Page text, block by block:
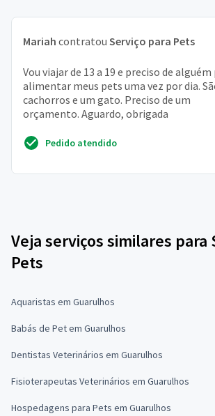
Mariah contratou Serviço para Pets
Vou viajar de 13 a 19 e preciso de alguém
alimentar meus pets uma vez por dia.
cachorros e um gato. Preciso de um
orçamento. Aguardo, obrigada
Pedido atendido
Veja serviços similares para
Pets
Aquaristas em Guarulhos
Babás de Pet em Guarulhos
Dentistas Veterinários em Guarulhos
Fisioterapeutas Veterinários em Guarulhos
Hospedagens para Pets em Guarulhos